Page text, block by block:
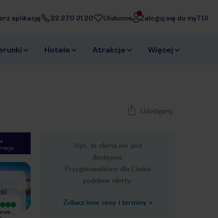
aplikację 22 270 31 20 Ulubione Zaloguj się do myTUI
Hotele Atrakcje Więcej
Udostępnij
Ups, ta oferta nie jest
dostępna.
Przygotowaliśmy dla Ciebie
podobne oferty:
Zobacz inne ceny i terminy »
Next slide
1/22
)
,